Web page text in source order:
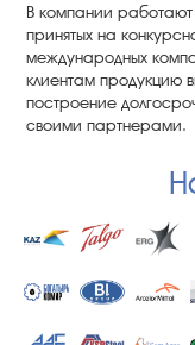
В компании
принятых на
международных
клиентам продукцию
построение
своими партнерами.